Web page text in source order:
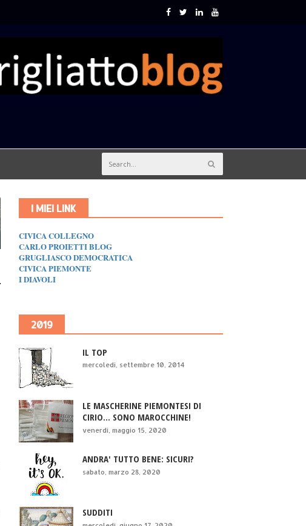
I MIEI LINK
CIVICA COLLEGNO
CARLO PROIETTI BLOG
GRUGLIASCO DEMOCRATICA
CIVICA PIEMONTE
I DIAVOLI
2019
IL TOP
mercoledì, settembre 10, 2014
LE MASCHERINE PIEMONTESI DI
CIRIO... SONO MAROCCHINE!
venerdì, maggio 15, 2020
ANDRA' TUTTO BENE: SICURI?
sabato, marzo 28, 2020
SUDDITI